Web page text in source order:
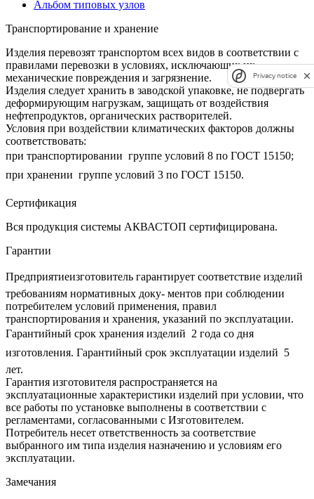
Альбом типовых узлов
Транспортирование и хранение
Изделия перевозят транспортом всех видов в соответствии с
правилами перевозки в условиях, исключающих их
механические повреждения и загрязнение.
Изделия следует хранить в заводской упаковке, не подвергать
деформирующим нагрузкам, защищать от воздействия
нефтепродуктов, органических растворителей.
Условия при воздействии климатических факторов должны
соответствовать:
при транспортировании  группе условий 8 по ГОСТ 15150;
при хранении  группе условий 3 по ГОСТ 15150.
Сертификация
Вся продукция системы АКВАСТОП сертифицирована.
Гарантии
Предприятиеизготовитель гарантирует соответствие изделий
требованиям нормативных доку‐ ментов при соблюдении
потребителем условий применения, правил
транспортирования и хранения, указаний по эксплуатации.
Гарантийный срок хранения изделий  2 года со дня
изготовления. Гарантийный срок эксплуатации изделий  5
лет.
Гарантия изготовителя распространяется на
эксплуатационные характеристики изделий при условии, что
все работы по установке выполнены в соответствии с
регламентами, согласованными с Изготовителем.
Потребитель несет ответственность за соответствие
выбранного им типа изделия назначению и условиям его
эксплуатации.
Замечания
Privacy notice